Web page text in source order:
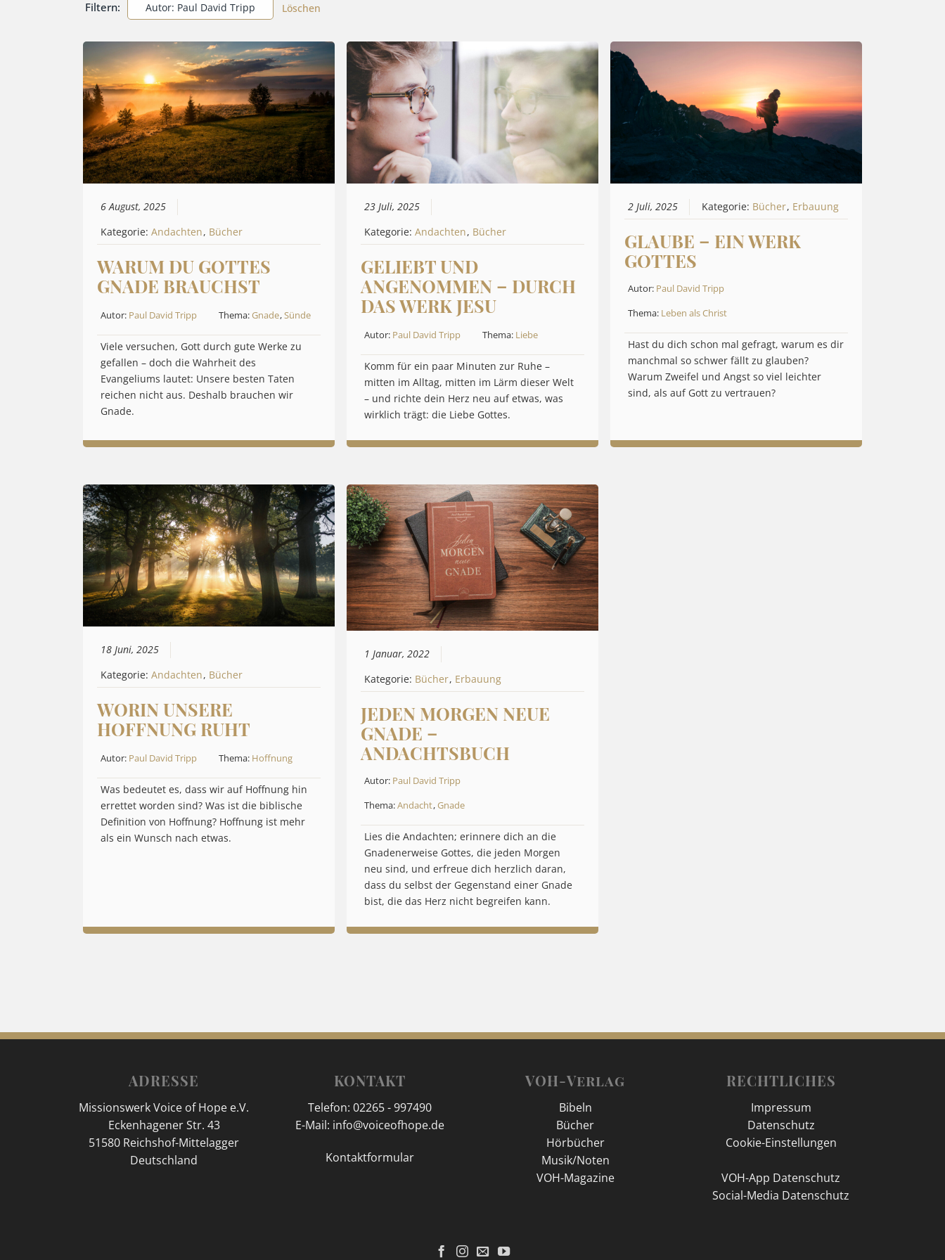
Filtern: Autor: Paul David Tripp Löschen
6 August, 2025
Kategorie:Andachten, Bücher
WARUM DU GOTTES
GNADE BRAUCHST
Autor: Paul David Tripp Thema:Gnade,Sünde
Viele versuchen, Gott durch gute Werke zu
gefallen – doch die Wahrheit des
Evangeliums lautet: Unsere besten Taten
reichen nicht aus. Deshalb brauchen wir
Gnade.
23 Juli, 2025
Kategorie: Andachten, Bücher
GELIEBT UND
ANGENOMMEN – DURCH
DAS WERK JESU
Autor: Paul David Tripp Thema: Liebe
Komm für ein paar Minuten zur Ruhe –
mitten im Alltag, mitten im Lärm dieser Welt
– und richte dein Herz neu auf etwas, was
wirklich trägt: die Liebe Gottes.
2 Juli, 2025 Kategorie: Bücher, Erbauung
GLAUBE – EIN WERK
GOTTES
Autor: Paul David Tripp
Thema: Leben als Christ
Hast du dich schon mal gefragt, warum es dir
manchmal so schwer fällt zu glauben?
Warum Zweifel und Angst so viel leichter
sind, als auf Gott zu vertrauen?
18 Juni, 2025
Kategorie:Andachten, Bücher
WORIN UNSERE
HOFFNUNG RUHT
Autor: Paul David Tripp Thema: Hoffnung
Was bedeutet es, dass wir auf Hoffnung hin
errettet worden sind? Was ist die biblische
Definition von Hoffnung? Hoffnung ist mehr
als ein Wunsch nach etwas.
1 Januar, 2022
Kategorie: Bücher, Erbauung
JEDEN MORGEN NEUE
GNADE –
ANDACHTSBUCH
Autor: Paul David Tripp
Thema:Andacht,Gnade
Lies die Andachten; erinnere dich an die
Gnadenerweise Gottes, die jeden Morgen
neu sind, und erfreue dich herzlich daran,
dass du selbst der Gegenstand einer Gnade
bist, die das Herz nicht begreifen kann.
ADRESSE
Missionswerk Voice of Hope e.V.
Eckenhagener Str. 43
51580 Reichshof-Mittelagger
Deutschland
KONTAKT
Telefon: 02265 - 997490
E-Mail: info@voiceofhope.de
Kontaktformular
VOH-Verlag
Bibeln
Bücher
Hörbücher
Musik/Noten
VOH-Magazine
RECHTLICHES
Impressum
Datenschutz
Cookie-Einstellungen
VOH-App Datenschutz
Social-Media Datenschutz